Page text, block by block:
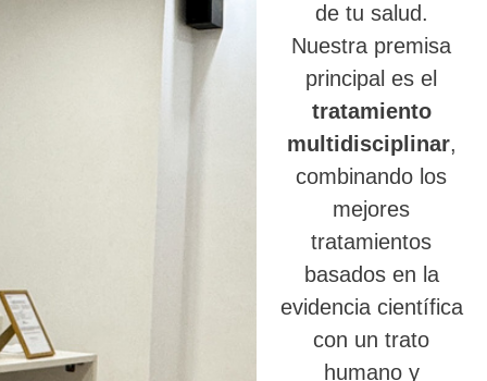
de tu salud.
Nuestra premisa
principal es el
tratamiento
multidisciplinar,
combinando los
mejores
tratamientos
basados en la
evidencia científica
con un trato
humano y